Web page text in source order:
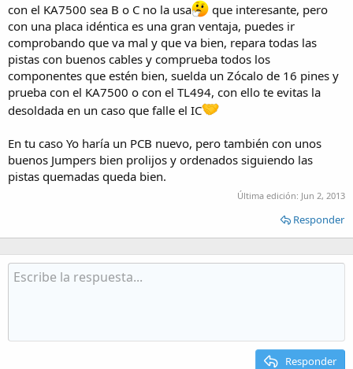
con el KA7500 sea B o C no la usa
que interesante, pero
con una placa idéntica es una gran ventaja, puedes ir
comprobando que va mal y que va bien, repara todas las
pistas con buenos cables y comprueba todos los
componentes que estén bien, suelda un Zócalo de 16 pines y
prueba con el KA7500 o con el TL494, con ello te evitas la
desoldada en un caso que falle el IC
En tu caso Yo haría un PCB nuevo, pero también con unos
buenos Jumpers bien prolijos y ordenados siguiendo las
pistas quemadas queda bien.
Última edición: Jun 2, 2013
Responder
Responder